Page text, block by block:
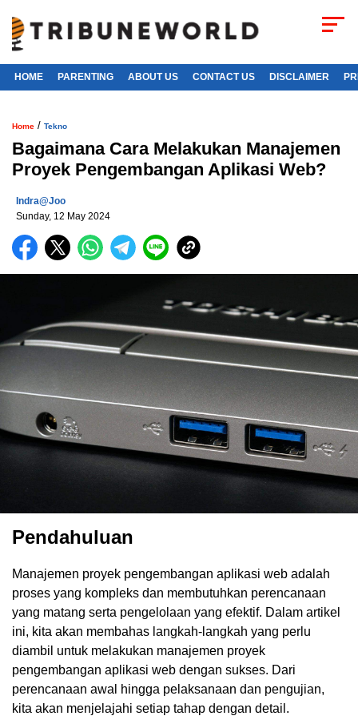
HOME PARENTING ABOUT US CONTACT US DISCLAIMER
Home / Tekno
Bagaimana Cara Melakukan Manajemen
Proyek Pengembangan Aplikasi Web?
Indra@joo
Sunday, 12 May 2024
Pendahuluan
Manajemen proyek pengembangan aplikasi web adalah
proses yang kompleks dan membutuhkan perencanaan
yang matang serta pengelolaan yang efektif. Dalam artikel
ini, kita akan membahas langkah-langkah yang perlu
diambil untuk melakukan manajemen proyek
pengembangan aplikasi web dengan sukses. Dari
perencanaan awal hingga pelaksanaan dan pengujian,
kita akan menjelajahi setiap tahap dengan detail.